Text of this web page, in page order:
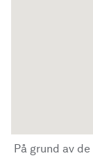
På grund av